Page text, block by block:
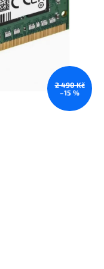
2 490 Kč
–15 %